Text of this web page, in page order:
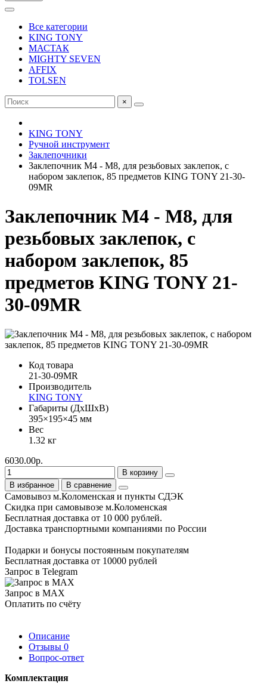
Все категории
KING TONY
МАСТАК
MIGHTY SEVEN
AFFIX
TOLSEN
×
KING TONY
Ручной инструмент
Заклепочники
Заклепочник М4 - М8, для резьбовых заклепок, с
набором заклепок, 85 предметов KING TONY 21-30-
09MR
Заклепочник М4 - М8, для
резьбовых заклепок, с
набором заклепок, 85
предметов KING TONY 21-
30-09MR
Код товара
21-30-09MR
Производитель
KING TONY
Габариты (ДхШхВ)
395×195×45 мм
Вес
1.32 кг
6030.00р.
В корзину
В избранное
В сравнение
Самовывоз м.Коломенская и пункты СДЭК
Скидка при самовывозе м.Коломенская
Бесплатная доставка от 10 000 рублей.
Доставка транспортными компаниями по России
Подарки и бонусы постоянным покупателям
Бесплатная доставка от 10000 рублей
Запрос в Telegram
Запрос в MAX
Оплатить по счёту
Описание
Отзывы 0
Вопрос-ответ
Комплектация